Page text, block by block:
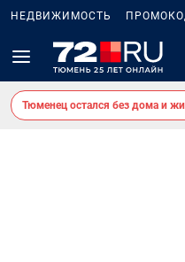
НЕДВИЖИМОСТЬ
Тюменец остался без дома и